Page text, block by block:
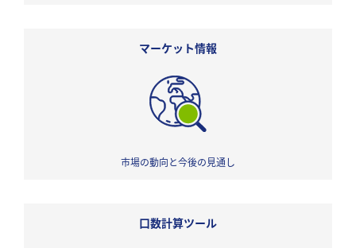
マーケット情報
市場の動向と今後の見通し
口数計算ツール